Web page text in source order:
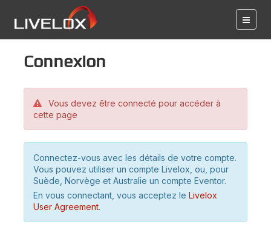
Connexion
Vous devez être connecté pour accéder à
cette page
Connectez-vous avec les détails de votre compte.
Vous pouvez utiliser un compte Livelox, ou, pour
Suède, Norvège et Australie un compte Eventor.
En vous connectant, vous acceptez le Livelox
User Agreement.